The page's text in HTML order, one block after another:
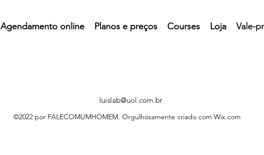
Agendamento online Planos e preços Courses Loja Vale-
luislab@uol.com.br
©2022 por FALECOMUMHOMEM. Orgulhosamente criado com Wix.com